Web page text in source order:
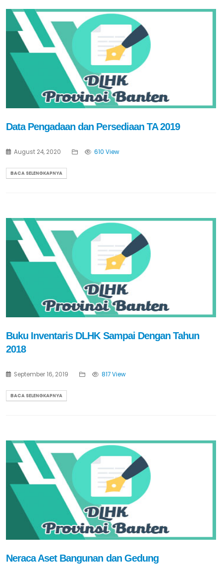
Data Pengadaan dan Persediaan TA 2019
August 24, 2020 610 View
BACA SELENGKAPNYA
Buku Inventaris DLHK Sampai Dengan Tahun
2018
September 16, 2019 817 View
BACA SELENGKAPNYA
Neraca Aset Bangunan dan Gedung